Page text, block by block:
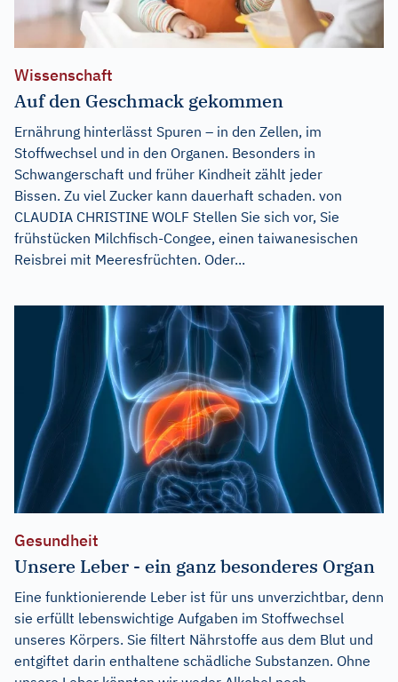
Wissenschaft
Auf den Geschmack gekommen
Ernährung hinterlässt Spuren – in den Zellen, im
Stoffwechsel und in den Organen. Besonders in
Schwangerschaft und früher Kindheit zählt jeder
Bissen. Zu viel Zucker kann dauerhaft schaden. von
CLAUDIA CHRISTINE WOLF Stellen Sie sich vor, Sie
frühstücken Milchfisch-Congee, einen taiwanesischen
Reisbrei mit Meeresfrüchten. Oder...
Gesundheit
Unsere Leber - ein ganz besonderes Organ
Eine funktionierende Leber ist für uns unverzichtbar, denn
sie erfüllt lebenswichtige Aufgaben im Stoffwechsel
unseres Körpers. Sie filtert Nährstoffe aus dem Blut und
entgiftet darin enthaltene schädliche Substanzen. Ohne